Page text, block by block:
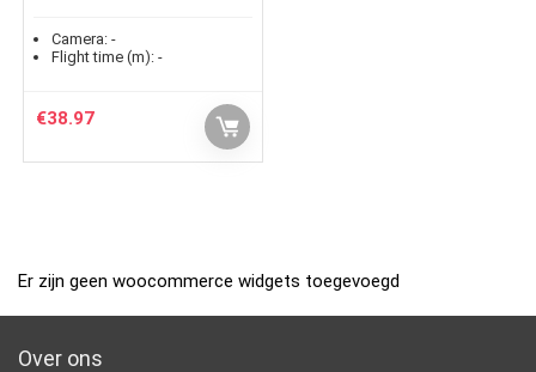
Camera: -
Flight time (m): -
€38.97
Er zijn geen woocommerce widgets toegevoegd
Over ons